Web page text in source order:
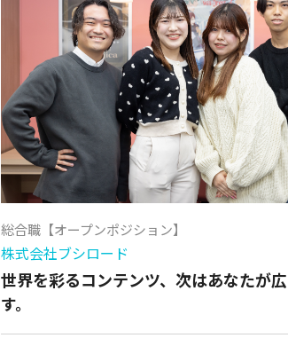
総合職【オープンポジション】
株式会社ブシロード
世界を彩るコンテンツ、次はあなたが
す。